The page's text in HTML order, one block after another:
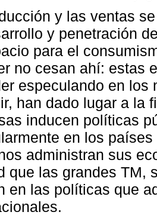
y las ventas
y penetración
para el
no cesan ahí: estas
especulando en los
han dado lugar a la
inducen políticas
en los
administran sus
que las grandes TM,
en las políticas que